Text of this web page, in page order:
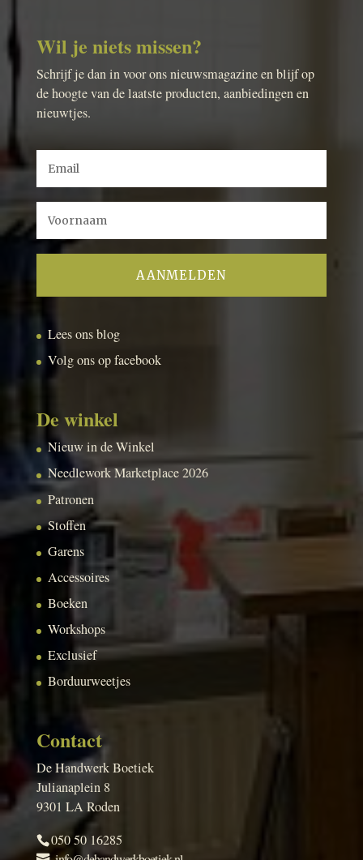
Wil je niets missen?
Schrijf je dan in voor ons nieuwsmagazine en blijf op
de hoogte van de laatste producten, aanbiedingen en
nieuwtjes.
Lees ons blog
Volg ons op facebook
De winkel
Nieuw in de Winkel
Needlework Marketplace 2026
Patronen
Stoffen
Garens
Accessoires
Boeken
Workshops
Exclusief
Borduurweetjes
Contact
De Handwerk Boetiek
Julianaplein 8
9301 LA Roden
050 50 16285